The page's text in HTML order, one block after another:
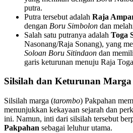
putra.
Putra tersebut adalah Raja
dengan Boru Simbolon dan
Salah satu putranya adalah Toga
Nasonang/Raja Sonang), yang
Soloan Boru Sitindaon dan
garis keturunan menuju Raja
Silsilah dan Keturunan
Silsilah marga (tarombo) Pakpahan
menunjukkan kekayaan sejarah dan
ini. Namun, inti dari silsilah tersebut
Pakpahan sebagai leluhur utama.